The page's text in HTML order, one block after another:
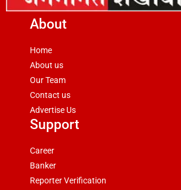
About
Home
About us
Our Team
Contact us
Advertise Us
Support
Career
Banker
Reporter Verification